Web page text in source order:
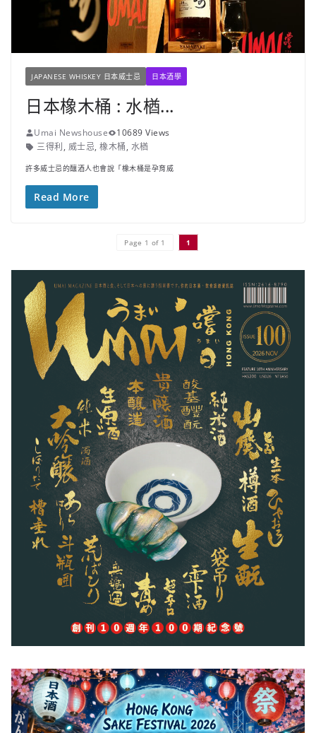
JAPANESE WHISKEY 日本威士忌 日本酒學
日本橡木桶 : 水楢...
Umai Newshouse
10689 Views
三得利, 威士忌, 橡木桶, 水楢
許多威士忌的釀酒人也會說「橡木桶是孕育威
Read More
Page 1 of 1 1